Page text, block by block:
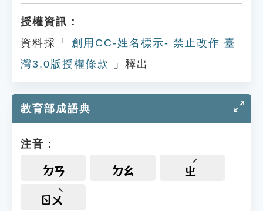
授權資訊：
資料採「
創用CC-姓名標示- 禁止改作 臺
灣3.0版授權條款
」釋出
教育部成語典
注音：
ㄉㄢ ㄉㄠ ㄓ
ㄖㄨ